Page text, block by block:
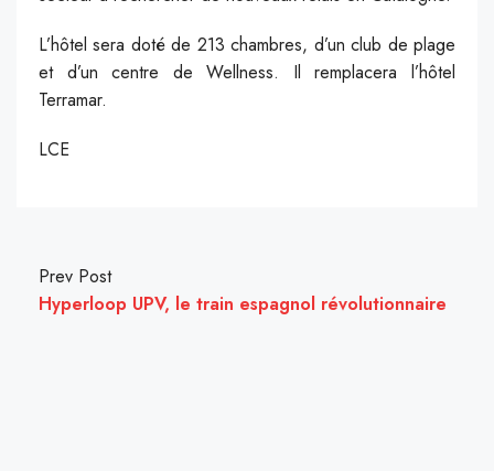
L’hôtel sera doté de 213 chambres, d’un club de plage
et d’un centre de Wellness. Il remplacera l’hôtel
Terramar.
LCE
Prev Post
Hyperloop UPV, le train espagnol révolutionnaire